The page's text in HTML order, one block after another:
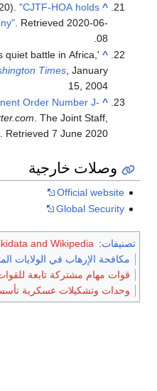
^
"CJTF-HOA holds
. Retrieved 2020-06-
08
.
^
quiet battle in Africa,'
Times , January
15, 2004
^
Order Number J-
. The Joint Staff,
. Retrieved7 June 2020
وصلات خارجية
Official website
Global Security
تصنيفات:
and Wikipedia
مكافحة الإرهاب في الولايات
قوات مهام مشتركة تابعة
وحدات وتشكيلات عسكرية تأسست